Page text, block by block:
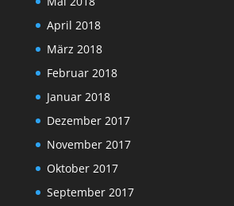
April 2018
März 2018
Februar 2018
Januar 2018
Dezember 2017
November 2017
Oktober 2017
September 2017